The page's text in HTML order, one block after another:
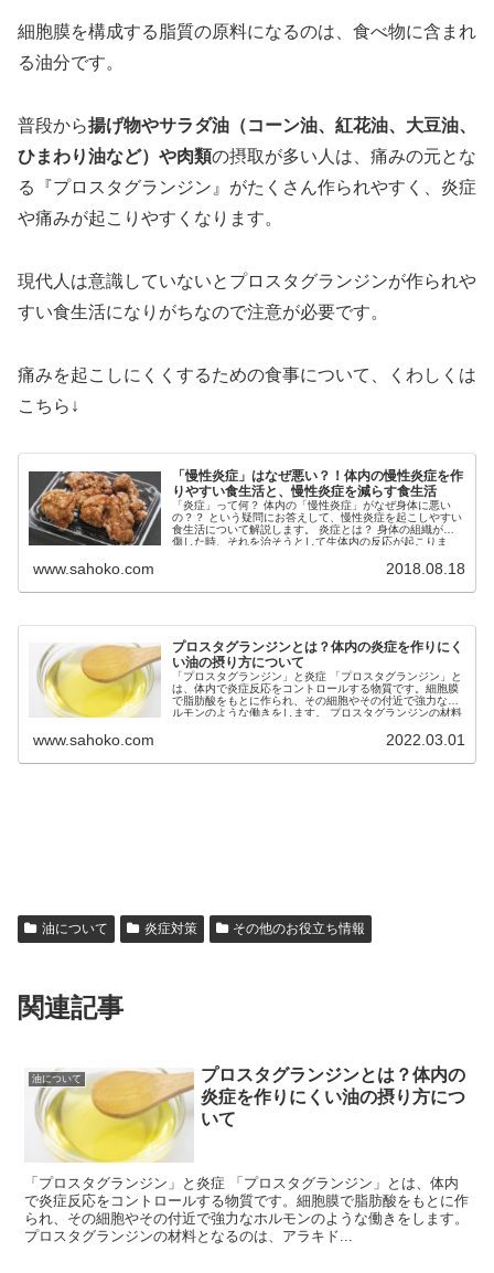
細胞膜を構成する脂質の原料になるのは、食べ物に含まれ
る油分です。
普段から揚げ物やサラダ油（コーン油、紅花油、大豆油、
ひまわり油など）や肉類の摂取が多い人は、痛みの元とな
る『プロスタグランジン』がたくさん作られやすく、炎症
や痛みが起こりやすくなります。
現代人は意識していないとプロスタグランジンが作られや
すい食生活になりがちなので注意が必要です。
痛みを起こしにくくするための食事について、くわしくは
こちら↓
「慢性炎症」はなぜ悪い？！体内の慢性炎症を作
りやすい食生活と、慢性炎症を減らす食生活
「炎症」って何？ 体内の「慢性炎症」がなぜ身体に悪い
の？？ という疑問にお答えして、慢性炎症を起こしやすい
食生活について解説します。 炎症とは？ 身体の組織が損
傷した時、それを治そうとして生体内の反応が起こりま
www.sahoko.com 2018.08.18
プロスタグランジンとは？体内の炎症を作りにく
い油の摂り方について
「プロスタグランジン」と炎症 「プロスタグランジン」と
は、体内で炎症反応をコントロールする物質です。細胞膜
で脂肪酸をもとに作られ、その細胞やその付近で強力なホ
ルモンのような働きをします。 プロスタグランジンの材料
www.sahoko.com 2022.03.01
油について 炎症対策 その他のお役立ち情報
関連記事
油について
プロスタグランジンとは？体内の
炎症を作りにくい油の摂り方につ
いて
「プロスタグランジン」と炎症 「プロスタグランジン」とは、体内
で炎症反応をコントロールする物質です。細胞膜で脂肪酸をもとに作
られ、その細胞やその付近で強力なホルモンのような働きをします。
プロスタグランジンの材料となるのは、アラキド...